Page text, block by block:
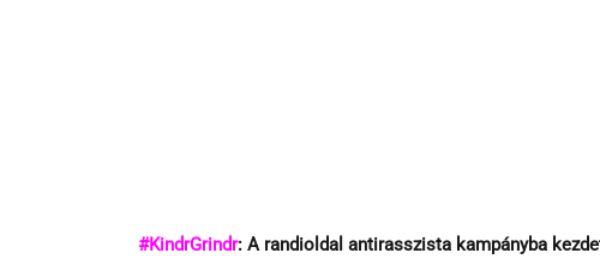
#KindrGrindr: A randioldal antirasszista kampányba